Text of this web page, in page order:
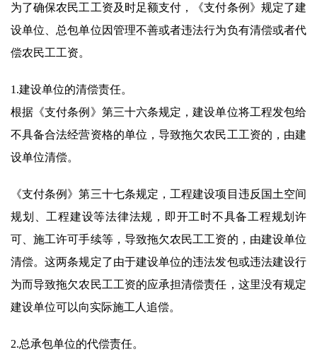
为了确保农民工工资及时足额支付，《支付条例》规定了建
设单位、总包单位因管理不善或者违法行为负有清偿或者代
偿农民工工资。
1.建设单位的清偿责任。
根据《支付条例》第三十六条规定，建设单位将工程发包给
不具备合法经营资格的单位，导致拖欠农民工工资的，由建
设单位清偿。
《支付条例》第三十七条规定，工程建设项目违反国土空间
规划、工程建设等法律法规，即开工时不具备工程规划许
可、施工许可手续等，导致拖欠农民工工资的，由建设单位
清偿。这两条规定了由于建设单位的违法发包或违法建设行
为而导致拖欠农民工工资的应承担清偿责任，这里没有规定
建设单位可以向实际施工人追偿。
2.总承包单位的代偿责任。